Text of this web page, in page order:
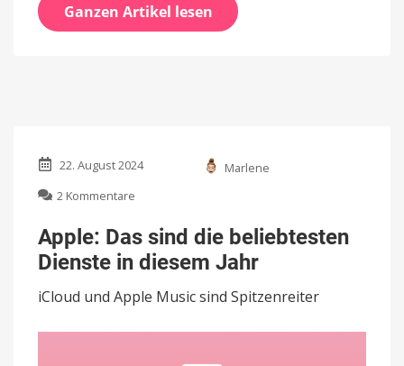
Ganzen Artikel lesen
22. August 2024
Marlene
2 Kommentare
Das
sind
die
Dienste
diesem
Apple: Das sind die beliebtesten
Dienste in diesem Jahr
iCloud und Apple Music sind Spitzenreiter